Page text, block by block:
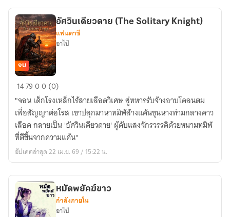
อัศวิน
ดาย
(The
Solitary
Knight)
จบ
อัศวินเดียวดาย (The Solitary Knight)
แฟนตาซี
อาไป๋
147900 (0)
"จอน เด็กโรงเหล็กไร้สายเลือดวิเศษ สู่ทหารรับจ้างอาบโคลนตม
เพื่อสัญญาต่อโรส เขาปลุกมานาทมิฬล้างแค้นขุนนางท่ามกลางคาว
เลือด กลายเป็น 'อัศวินเดียวดาย' ผู้ดับแสงจักรวรรดิด้วยหนามทมิฬ
ที่ตีขึ้นจากความแค้น"
อัปเดตล่าสุด 22 เม.ย. 69 / 15:22 น.
หมัดพยัคฆ์ขาว
กำลังภายใน
อาไป๋